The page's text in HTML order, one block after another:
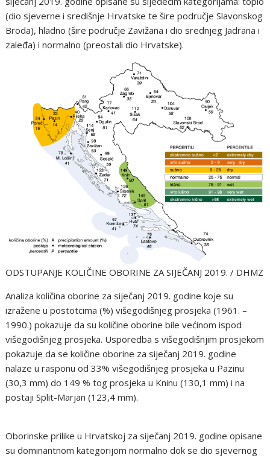
(dio sjeverne i središnje Hrvatske te šire područje Slavonskog
Broda), hladno (šire područje Zavižana i dio srednjeg Jadrana i
zaleđa) i normalno (preostali dio Hrvatske).
ODSTUPANJE KOLIČINE OBORINE ZA SIJEČANJ 2019. / DHMZ
Analiza količina oborine za siječanj 2019. godine koje su
izražene u postotcima (%) višegodišnjeg prosjeka (1961. –
1990.) pokazuje da su količine oborine bile većinom ispod
višegodišnjeg prosjeka. Usporedba s višegodišnjim prosjekom
pokazuje da se količine oborine za siječanj 2019. godine
nalaze u rasponu od 33% višegodišnjeg prosjeka u Pazinu
(30,3 mm) do 149 % tog prosjeka u Kninu (130,1 mm) i na
postaji Split-Marjan (123,4 mm).
Oborinske prilike u Hrvatskoj za siječanj 2019. godine opisane
su dominantnom kategorijom normalno dok se dio sjevernog